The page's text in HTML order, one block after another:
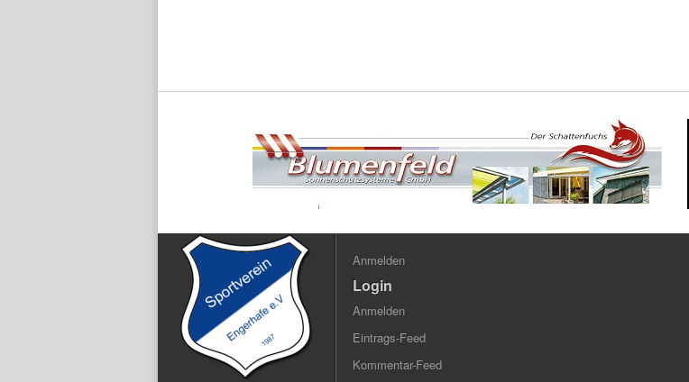
Anmelden
Login
Anmelden
Eintrags-Feed
Kommentar-Feed